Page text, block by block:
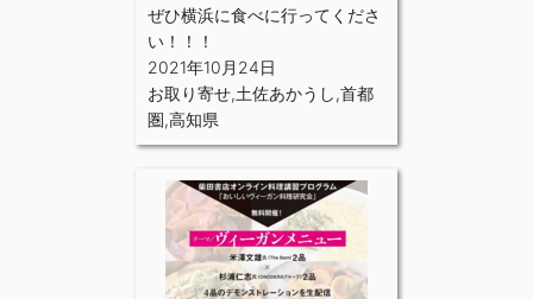
ぜひ横浜に食べに行ってくださ
い！！！
2021年10月24日
お取り寄せ,土佐あかうし,首都
圏,高知県